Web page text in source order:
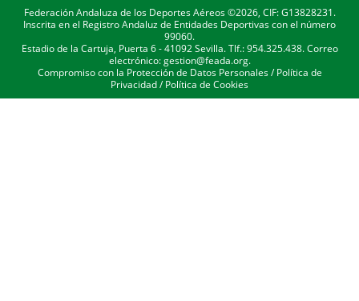
Federación Andaluza de los Deportes Aéreos ©2026, CIF: G13828231.
Inscrita en el Registro Andaluz de Entidades Deportivas con el número
99060.
Estadio de la Cartuja, Puerta 6 - 41092 Sevilla. Tlf.: 954.325.438. Correo
electrónico: gestion@feada.org.
Compromiso con la Protección de Datos Personales/Política de
Privacidad/Política de Cookies